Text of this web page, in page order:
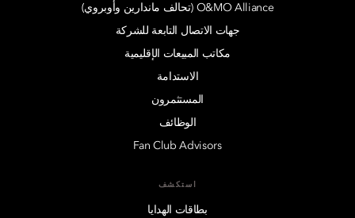
O&MO Alliance (تحالف ماندارين وأوبروي)
جهات الاتصال التابعة للشركة
مكاتب المبيعات الإقليمية
الاستدامة
المستثمرون
الوظائف
Fan Club Advisors
استكشف
بطاقات الهدايا